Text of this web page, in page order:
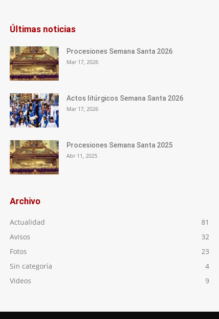
Últimas noticias
Procesiones Semana Santa 2026
Mar 17, 2026
Actos litúrgicos Semana Santa 2026
Mar 17, 2026
Procesiones Semana Santa 2025
Abr 11, 2025
Archivo
Actualidad
81
Avisos
32
Fotos
23
Sin categoría
4
Videos
9